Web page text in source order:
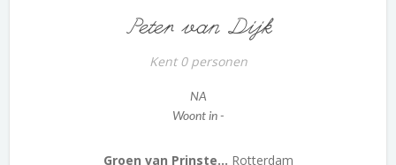
Peter van Dijk
Kent 0 personen
NA
Woont in -
Groen van Prinste... Rotterdam